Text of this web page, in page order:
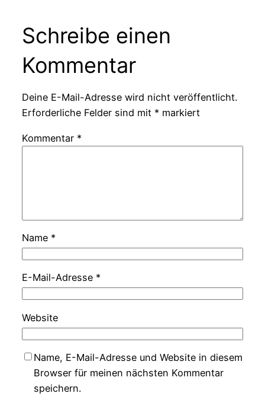
Schreibe einen
Kommentar
Deine E-Mail-Adresse wird nicht veröffentlicht.
Erforderliche Felder sind mit * markiert
Kommentar *
Name *
E-Mail-Adresse *
Website
Name, E-Mail-Adresse und Website in diesem
Browser für meinen nächsten Kommentar
speichern.